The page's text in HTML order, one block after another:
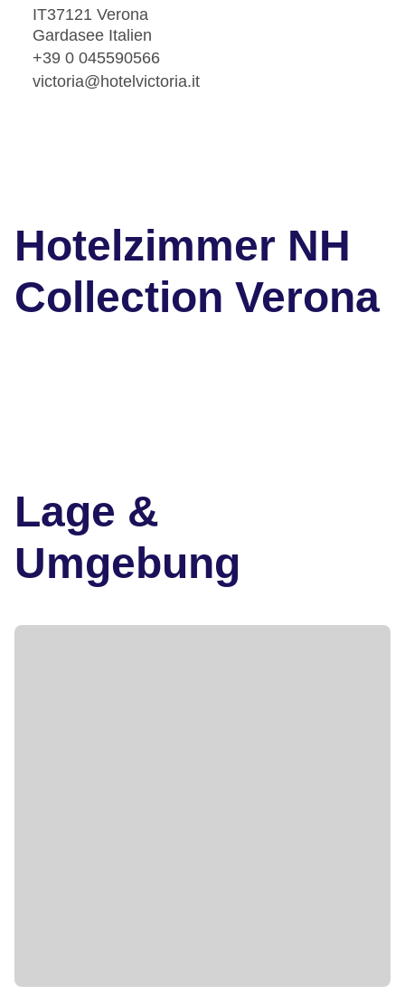
IT37121 Verona
Gardasee Italien
+39 0 045590566
victoria@hotelvictoria.it
Hotelzimmer NH
Collection Verona
Lage &
Umgebung